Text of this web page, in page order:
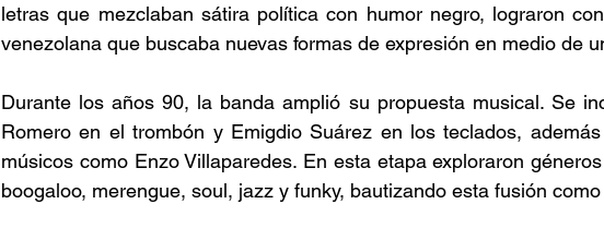
letras que mezclaban sátira política con humor negro, lograron
venezolana que buscaba nuevas formas de expresión en medio de
Durante los años 90, la banda amplió su propuesta musical. Se
Romero en el trombón y Emigdio Suárez en los teclados,
músicos como Enzo Villaparedes. En esta etapa exploraron
boogaloo, merengue, soul, jazz y funky, bautizando esta fusión como